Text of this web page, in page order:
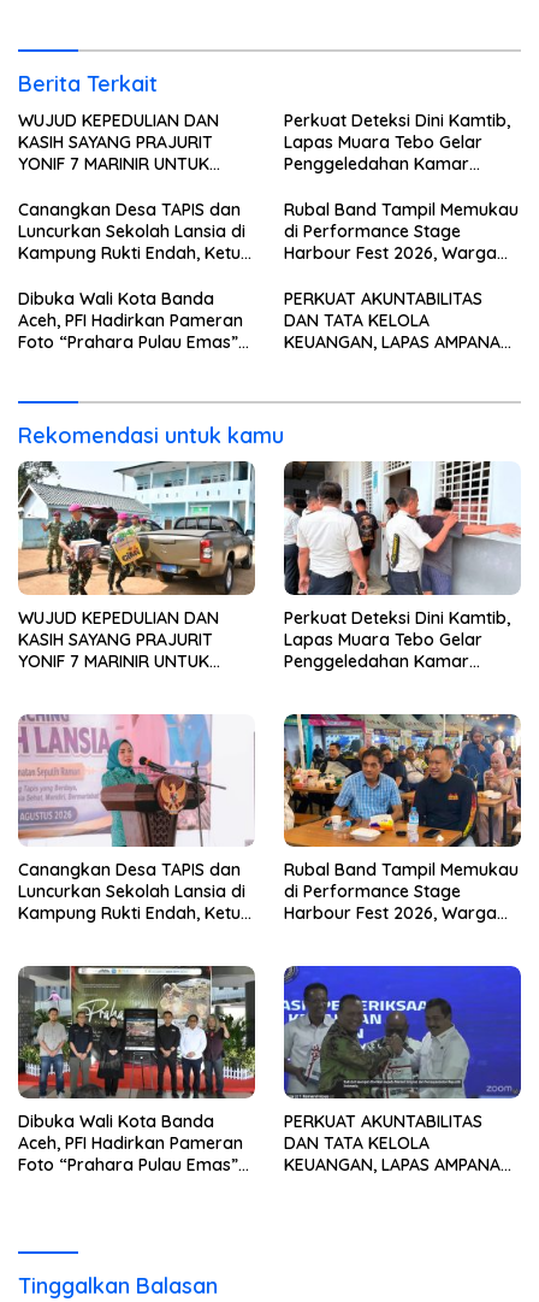
Berita Terkait
WUJUD KEPEDULIAN DAN
KASIH SAYANG PRAJURIT
YONIF 7 MARINIR UNTUK
PESANTREN NURUL HUDA
Perkuat Deteksi Dini Kamtib,
Lapas Muara Tebo Gelar
Penggeledahan Kamar
Canangkan Desa TAPIS dan
Luncurkan Sekolah Lansia di
Kampung Rukti Endah, Ketua
Pembangunan SDM Dimulai
dari Desa
Rubal Band Tampil Memukau
di Performance Stage
Harbour Fest 2026, Warga
Lampung Tunjukkan Bakat
Terbaik
Dibuka Wali Kota Banda
Aceh, PFI Hadirkan Pameran
Foto “Prahara Pulau Emas”
PERKUAT AKUNTABILITAS
DAN TATA KELOLA
KEUANGAN, LAPAS AMPANA
TAHUN ANGGARAN 2025
Rekomendasi untuk kamu
WUJUD KEPEDULIAN DAN
KASIH SAYANG PRAJURIT
YONIF 7 MARINIR UNTUK
Perkuat Deteksi Dini Kamtib,
Lapas Muara Tebo Gelar
Penggeledahan Kamar
Canangkan Desa TAPIS dan
Luncurkan Sekolah Lansia di
Kampung Rukti Endah, Ketua
dari Desa
Rubal Band Tampil Memukau
di Performance Stage
Harbour Fest 2026, Warga
Terbaik
Dibuka Wali Kota Banda
Aceh, PFI Hadirkan Pameran
Foto “Prahara Pulau Emas”
PERKUAT AKUNTABILITAS
DAN TATA KELOLA
KEUANGAN, LAPAS AMPANA
Tinggalkan Balasan